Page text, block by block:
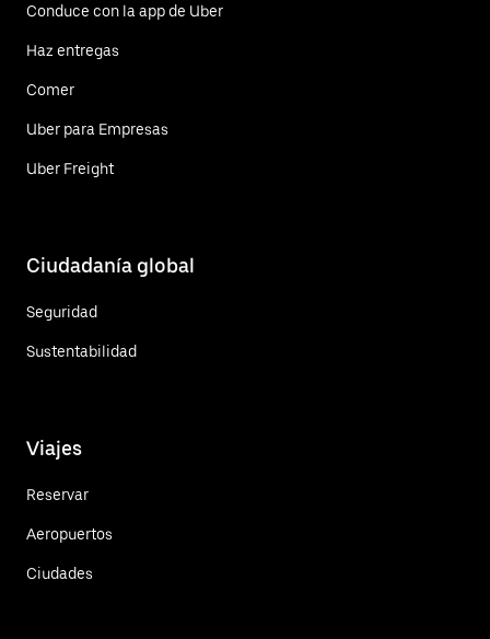
Conduce con la app de Uber
Haz entregas
Comer
Uber para Empresas
Uber Freight
Ciudadanía global
Seguridad
Sustentabilidad
Viajes
Reservar
Aeropuertos
Ciudades